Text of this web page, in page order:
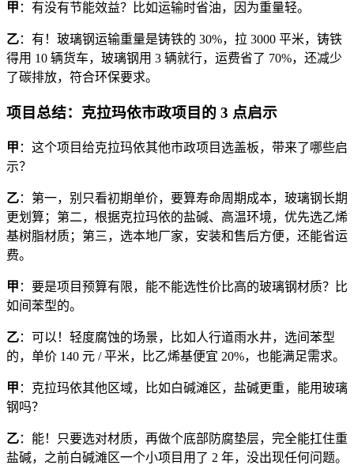
甲 ：有没有节能效益？比如运输时省油，因为重量轻。
乙：有！玻璃钢运输重量是铸铁的 30%，拉 3000 平米，铸铁
得用 10 辆货车，玻璃钢用 3 辆就行，运费省了 70%，还减少
了碳排放，符合环保要求。
项目总结：克拉玛依市政项目的 3 点启示
甲 ：这个项目给克拉玛依其他市政项目选盖板，带来了哪些启
示？
乙：第一，别只看初期单价，要算寿命周期成本，玻璃钢长期
更划算；第二，根据克拉玛依的盐碱、高温环境，优先选乙烯
基树脂材质；第三，选本地厂家，安装和售后方便，还能省运
费。
甲 ：要是项目预算有限，能不能选性价比高的玻璃钢材质？比
如间苯型的。
乙：可以！轻度腐蚀的场景，比如人行道雨水井，选间苯型
的，单价 140 元 / 平米，比乙烯基便宜 20%，也能满足需求。
甲 ：克拉玛依其他区域，比如白碱滩区，盐碱更重，能用玻璃
钢吗？
乙：能！只要选对材质，再做个底部防腐垫层，完全能扛住重
盐碱，之前白碱滩区一个小项目用了 2 年，没出现任何问题。